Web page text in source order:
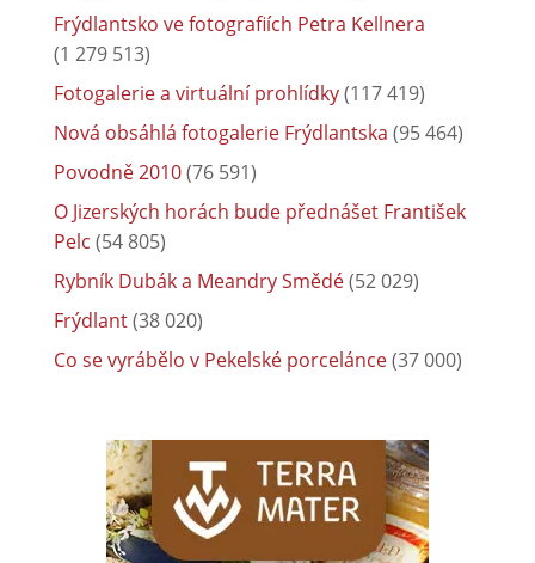
Frýdlantsko ve fotografiích Petra Kellnera
(1 279 513)
Fotogalerie a virtuální prohlídky(117 419)
Nová obsáhlá fotogalerie Frýdlantska (95 464)
Povodně 2010(76 591)
O Jizerských horách bude přednášet František
Pelc (54 805)
Rybník Dubák a Meandry Smědé(52 029)
Frýdlant(38 020)
Co se vyrábělo v Pekelské porcelánce(37 000)